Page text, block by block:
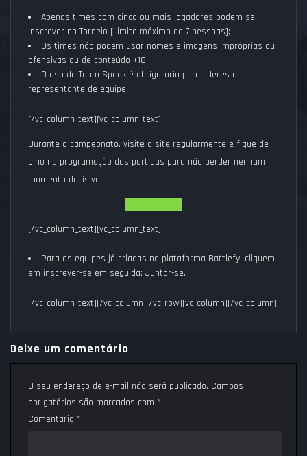
Apenas times com cinco ou mais jogadores podem se
inscrever no Torneio [Limite máximo de 7 pessoas];
Os times não podem usar nomes e imagens impróprias ou
ofensivas ou de conteúdo +18.
O uso do Team Speak é obrigatório para lideres e
representante de equipe.
[/vc_column_text][vc_column_text]
Durante o campeonato, visite o site regularmente e fique de
olho na programação das partidas para não perder nenhum
momento decisivo.
[/vc_column_text][vc_column_text]
Para as equipes já criadas na plataforma Battlefy, cliquem
em inscrever-se em seguida: Juntar-se.
[/vc_column_text][/vc_column][/vc_row][vc_column][/vc_column]
Deixe um comentário
O seu endereço de e-mail não será publicado. Campos
obrigatórios são marcados com *
Comentário *